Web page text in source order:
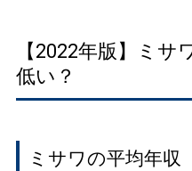
【2022年版】ミサ
低い？
ミサワの平均年収